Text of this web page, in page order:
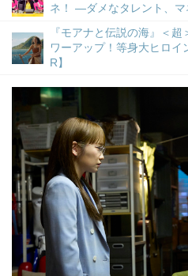
ネ！ ―ダメなタレント、マ
『モアナと伝説の海』＜
ワーアップ！等身大ヒロ
R】